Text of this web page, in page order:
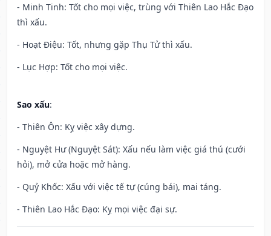
- Minh Tinh: Tốt cho mọi việc, trùng với Thiên Lao Hắc Đạo
thì xấu.
- Hoạt Điệu: Tốt, nhưng gặp Thụ Tử thì xấu.
- Lục Hợp: Tốt cho mọi việc.
Sao xấu:
- Thiên Ôn: Kỵ việc xây dựng.
- Nguyệt Hư (Nguyệt Sát): Xấu nếu làm việc giá thú (cưới
hỏi), mở cửa hoặc mở hàng.
- Quỷ Khốc: Xấu với việc tế tự (cúng bái), mai táng.
- Thiên Lao Hắc Đạo: Kỵ mọi việc đại sự.